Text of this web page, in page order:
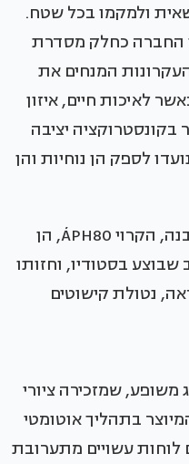
ולמקמו בכל שטח.
החברה כחלק מסדרת
המנחים את
לאיכות חיים, איזון
יציבה
לספק הן נוחיות והן
המידות והפרופורציות של המבנה, הקרוי ÁPH80, הן
בסטודיו, וחזותו
נטולת קישוטים
שמזכירה ציורי
בתהליך אוטומטי
לוחות עשויים מתערובת